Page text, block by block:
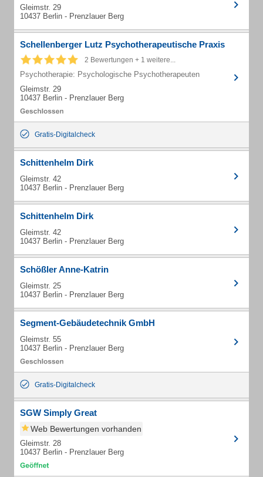
Gleimstr. 29
10437 Berlin - Prenzlauer Berg
Schellenberger Lutz Psychotherapeutische Praxis
2 Bewertungen + 1 weitere...
Psychotherapie: Psychologische Psychotherapeuten
Gleimstr. 29
10437 Berlin - Prenzlauer Berg
Gratis-Digitalcheck
Schittenhelm Dirk
Gleimstr. 42
10437 Berlin - Prenzlauer Berg
Schittenhelm Dirk
Gleimstr. 42
10437 Berlin - Prenzlauer Berg
Schößler Anne-Katrin
Gleimstr. 25
10437 Berlin - Prenzlauer Berg
Segment-Gebäudetechnik GmbH
Gleimstr. 55
10437 Berlin - Prenzlauer Berg
Gratis-Digitalcheck
SGW Simply Great
Web Bewertungen vorhanden
Gleimstr. 28
10437 Berlin - Prenzlauer Berg